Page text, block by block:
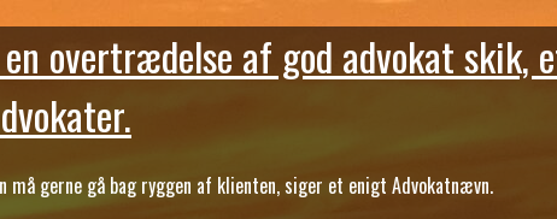
overtrædelse af god advokat
må gerne gå bag ryggen af klienten, siger et enigt Advokatnævn.